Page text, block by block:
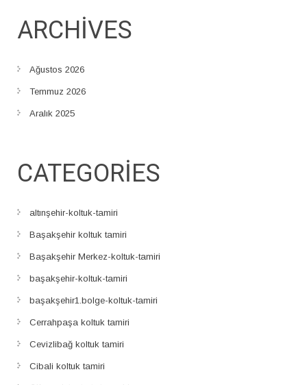
ARCHIVES
Ağustos 2026
Temmuz 2026
Aralık 2025
CATEGORIES
altınşehir-koltuk-tamiri
Başakşehir koltuk tamiri
Başakşehir Merkez-koltuk-tamiri
başakşehir-koltuk-tamiri
başakşehir1.bolge-koltuk-tamiri
Cerrahpaşa koltuk tamiri
Cevizlibağ koltuk tamiri
Cibali koltuk tamiri